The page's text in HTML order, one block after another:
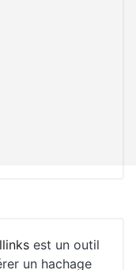
est un outil
un hachage